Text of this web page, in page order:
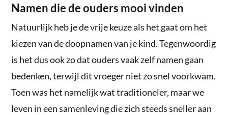
Namen die de ouders mooi vinden
Natuurlijk heb je de vrije keuze als het gaat om het
kiezen van de doopnamen van je kind. Tegenwoordig
is het dus ook zo dat ouders vaak zelf namen gaan
bedenken, terwijl dit vroeger niet zo snel voorkwam.
Toen was het namelijk wat traditioneler, maar we
leven in een samenleving die zich steeds sneller aan